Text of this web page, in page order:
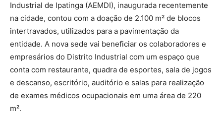
Industrial de Ipatinga (AEMDI), inaugurada recentemente
na cidade, contou com a doação de 2.100 m² de blocos
intertravados, utilizados para a pavimentação da
entidade. A nova sede vai beneficiar os colaboradores e
empresários do Distrito Industrial com um espaço que
conta com restaurante, quadra de esportes, sala de jogos
e descanso, escritório, auditório e salas para realização
de exames médicos ocupacionais em uma área de 220
m².